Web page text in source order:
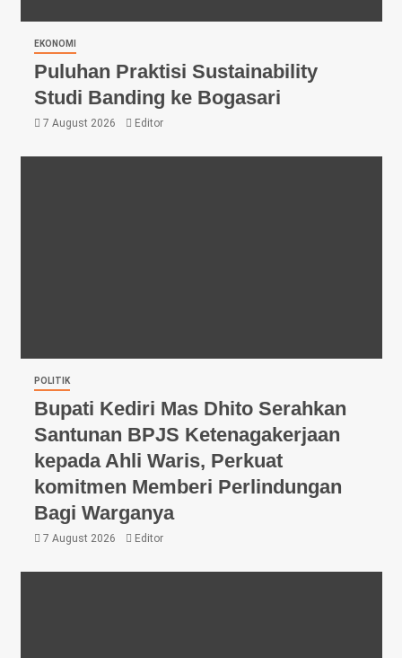
EKONOMI
Puluhan Praktisi Sustainability
Studi Banding ke Bogasari
7 August 2026 Editor
POLITIK
Bupati Kediri Mas Dhito Serahkan
Santunan BPJS Ketenagakerjaan
kepada Ahli Waris, Perkuat
komitmen Memberi Perlindungan
Bagi Warganya
7 August 2026 Editor